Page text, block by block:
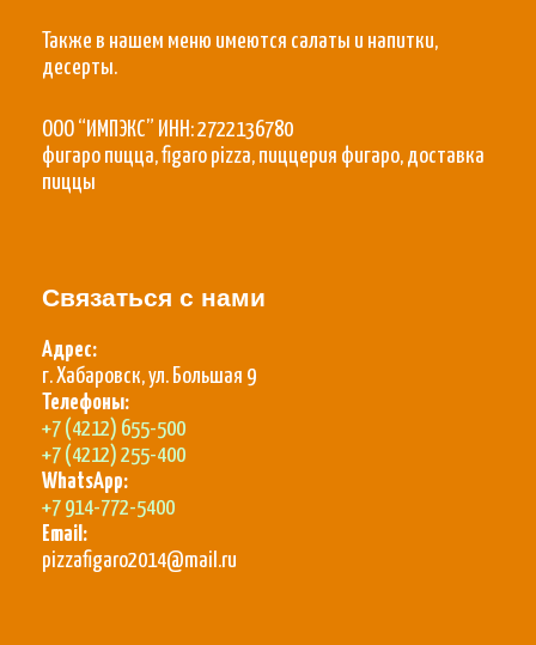
Также в нашем меню имеются салаты и напитки,
десерты.
ООО “ИМПЭКС” ИНН: 2722136780
фигаро пицца, figaro pizza, пиццерия фигаро, доставка
пиццы
Связаться с нами
Адрес:
г. Хабаровск, ул. Большая 9
Телефоны:
+7 (4212) 655-500
+7 (4212) 255-400
WhatsApp:
+7 914-772-5400
Email:
pizzafigaro2014@mail.ru